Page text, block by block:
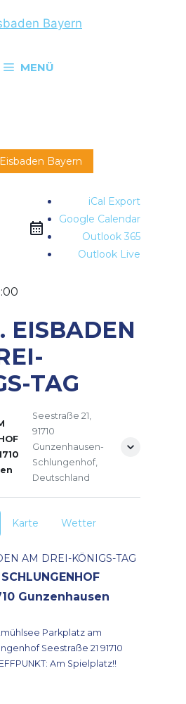
MENÜ
Bayern
iCal Export
Google Calendar
Outlook 365
Outlook Live
EISBADEN
TAG
Seestraße 21,
91710
Gunzenhausen-
Schlungenhof,
Deutschland
Karte Wetter
Gunzenhausen
am
Seestraße 21 91710
TREFFPUNKT: Am Spielplatz!!